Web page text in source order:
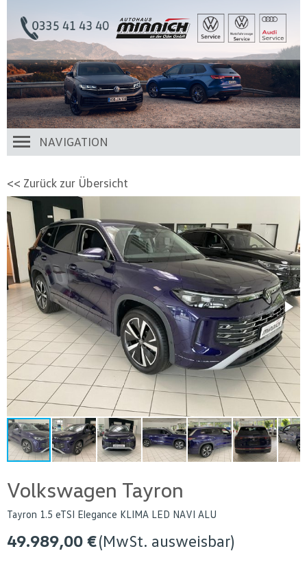
NAVIGATION
<< Zurück zur Übersicht
Volkswagen Tayron
Tayron 1.5 eTSI Elegance KLIMA LED NAVI ALU
49.989,00 €(MwSt. ausweisbar)